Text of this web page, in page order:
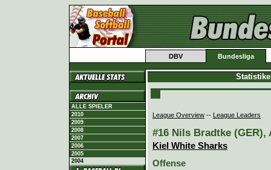
DBV Bundesliga
ALLE SPIELER
2010
2009
2008
2007
2006
2005
2004
League Overview -- League Leaders
#16 Nils Bradtke (GER),
Kiel White Sharks
Offense